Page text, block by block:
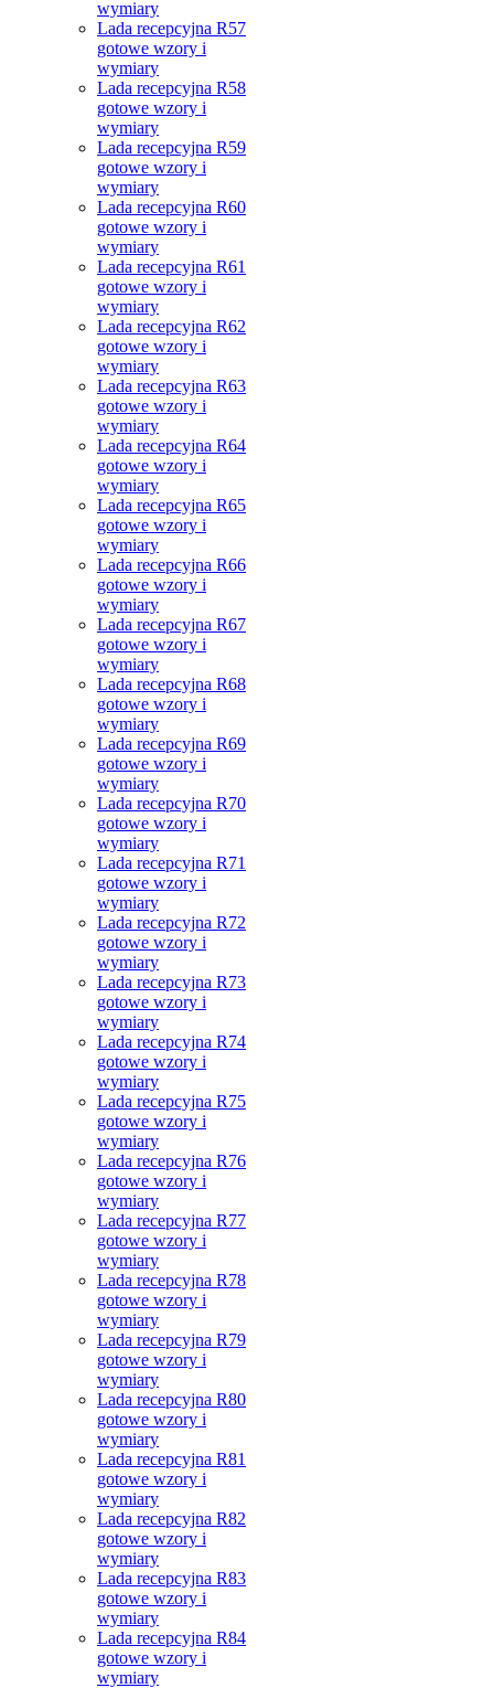
wymiary
Lada recepcyjna R57
gotowe wzory i
wymiary
Lada recepcyjna R58
gotowe wzory i
wymiary
Lada recepcyjna R59
gotowe wzory i
wymiary
Lada recepcyjna R60
gotowe wzory i
wymiary
Lada recepcyjna R61
gotowe wzory i
wymiary
Lada recepcyjna R62
gotowe wzory i
wymiary
Lada recepcyjna R63
gotowe wzory i
wymiary
Lada recepcyjna R64
gotowe wzory i
wymiary
Lada recepcyjna R65
gotowe wzory i
wymiary
Lada recepcyjna R66
gotowe wzory i
wymiary
Lada recepcyjna R67
gotowe wzory i
wymiary
Lada recepcyjna R68
gotowe wzory i
wymiary
Lada recepcyjna R69
gotowe wzory i
wymiary
Lada recepcyjna R70
gotowe wzory i
wymiary
Lada recepcyjna R71
gotowe wzory i
wymiary
Lada recepcyjna R72
gotowe wzory i
wymiary
Lada recepcyjna R73
gotowe wzory i
wymiary
Lada recepcyjna R74
gotowe wzory i
wymiary
Lada recepcyjna R75
gotowe wzory i
wymiary
Lada recepcyjna R76
gotowe wzory i
wymiary
Lada recepcyjna R77
gotowe wzory i
wymiary
Lada recepcyjna R78
gotowe wzory i
wymiary
Lada recepcyjna R79
gotowe wzory i
wymiary
Lada recepcyjna R80
gotowe wzory i
wymiary
Lada recepcyjna R81
gotowe wzory i
wymiary
Lada recepcyjna R82
gotowe wzory i
wymiary
Lada recepcyjna R83
gotowe wzory i
wymiary
Lada recepcyjna R84
gotowe wzory i
wymiary